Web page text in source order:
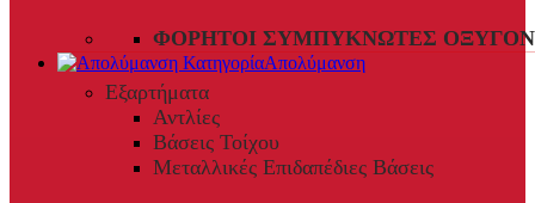
ΦΟΡΗΤΟΊ ΣΥΜΠΥΚΝΩΤΈΣ
Απολύμανση
Εξαρτήματα
Αντλίες
Βάσεις Τοίχου
Μεταλλικές Επιδαπέδιες Βάσεις